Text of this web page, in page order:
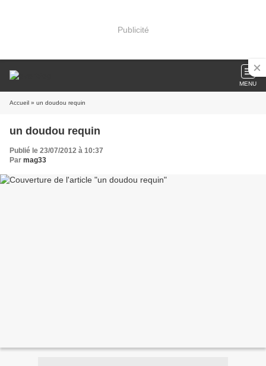
Publicité
MENU
Accueil » un doudou requin
un doudou requin
Publié le 23/07/2012 à 10:37
Par mag33